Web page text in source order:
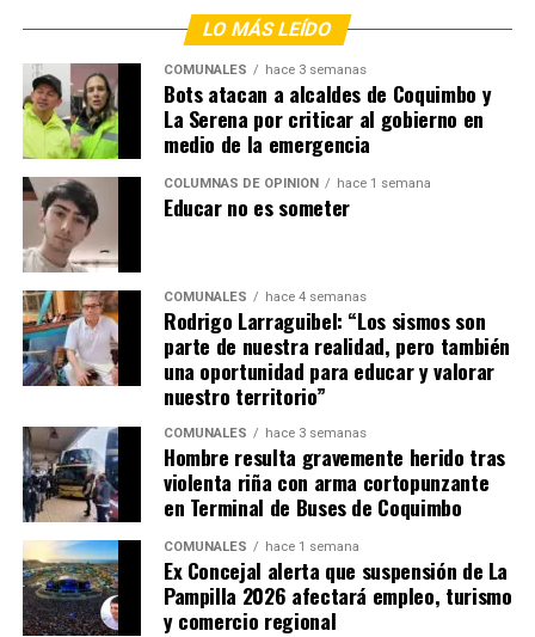
LO MÁS LEÍDO
COMUNALES hace 3 semanas
Bots atacan a alcaldes de Coquimbo y
La Serena por criticar al gobierno en
medio de la emergencia
COLUMNAS DE OPINIÓN hace 1 semana
Educar no es someter
COMUNALES hace 4 semanas
Rodrigo Larraguibel: “Los sismos son
parte de nuestra realidad, pero también
una oportunidad para educar y valorar
nuestro territorio”
COMUNALES hace 3 semanas
Hombre resulta gravemente herido tras
violenta riña con arma cortopunzante
en Terminal de Buses de Coquimbo
COMUNALES hace 1 semana
Ex Concejal alerta que suspensión de La
Pampilla 2026 afectará empleo, turismo
y comercio regional